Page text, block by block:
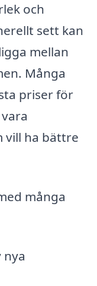
och
sett kan
mellan
Många
priser för
vill ha bättre
många
nya